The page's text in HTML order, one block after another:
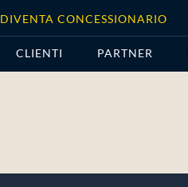
DIVENTA CONCESSIONARIO
CLIENTI PARTNER